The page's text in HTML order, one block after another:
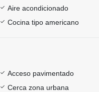
Aire acondicionado
Cocina tipo americano
Acceso pavimentado
Cerca zona urbana